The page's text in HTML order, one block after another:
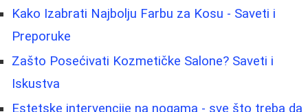
Kako Izabrati Najbolju Farbu za Kosu - Saveti i
Preporuke
Zašto Posećivati Kozmetičke Salone? Saveti i
Iskustva
Estetske intervencije na nogama - sve što treba da